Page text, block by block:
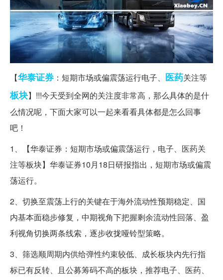
【华泰证券：短期市场或偏震荡运行电子、 医药关注等
板块】!!!今天受到全网的关注度非常高，那么具体的是什
么情况呢，下面大家可以一起来看看具体都是怎么回事
吧！
1、【华泰证券：短期市场或偏震荡运行，电子、医药关
注等板块】华泰证券10月18日研报指出，短期市场或偏震
荡运行。
2、切换至震荡上行的关键在于海外流动性预期稳定、国
内基本面稳步修复，中期视角下把握剩余流动性回落、盈
利视角切换两条线索，逐步收拢哑铃型策略。
3、筛选顺周期内供给弹性约束较低、成长板块内先行指
标已有反转、且公募筹码不高的板块，推荐电子、医药、